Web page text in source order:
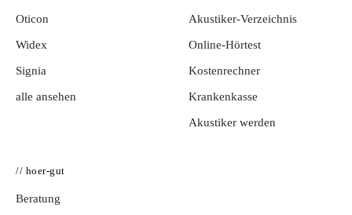
Oticon
Widex
Signia
alle ansehen
Akustiker-Verzeichnis
Online-Hörtest
Kostenrechner
Krankenkasse
Akustiker werden
// hoer-gut
Beratung